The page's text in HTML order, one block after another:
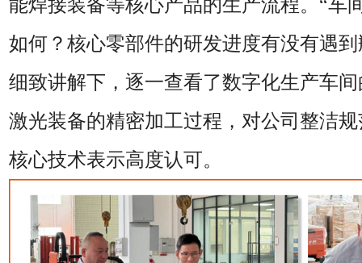
能焊接装备等核心产品的生产流程。 “车
如何？核心零部件的研发进度有没有遇到
细致讲解下，逐一查看了数字化生产车
激光装备的精密加工过程，对公司整洁
核心技术表示高度认可。